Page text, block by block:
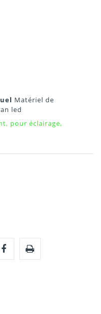
Matériel de
led
pour éclairage,